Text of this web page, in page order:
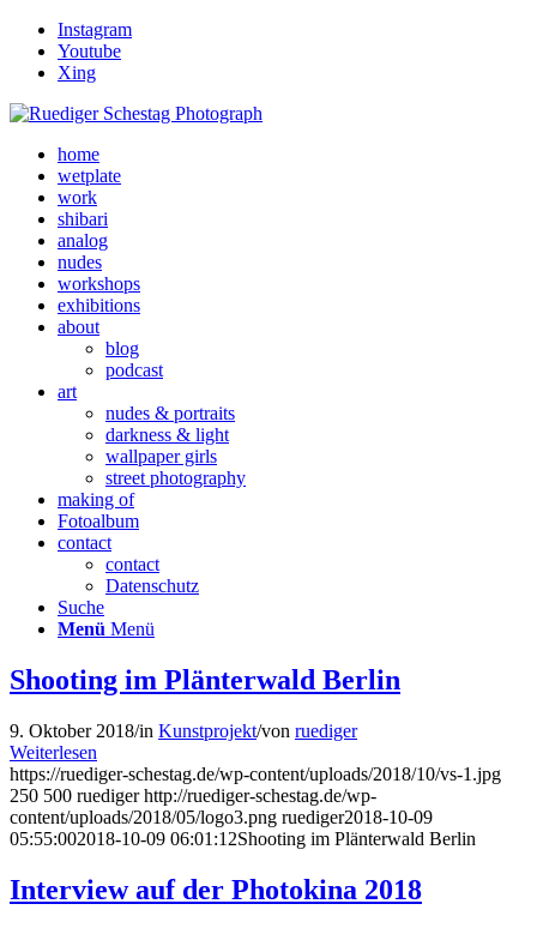
Instagram
Youtube
Xing
home
wetplate
work
shibari
analog
nudes
workshops
exhibitions
about
blog
podcast
art
nudes & portraits
darkness & light
wallpaper girls
street photography
making of
Fotoalbum
contact
contact
Datenschutz
Suche
Menü Menü
Shooting im Plänterwald Berlin
9. Oktober 2018/in Kunstprojekt/von ruediger
Weiterlesen
https://ruediger-schestag.de/wp-content/uploads/2018/10/vs-1.jpg
250 500 ruediger http://ruediger-schestag.de/wp-
content/uploads/2018/05/logo3.png ruediger2018-10-09
05:55:002018-10-09 06:01:12Shooting im Plänterwald Berlin
Interview auf der Photokina 2018